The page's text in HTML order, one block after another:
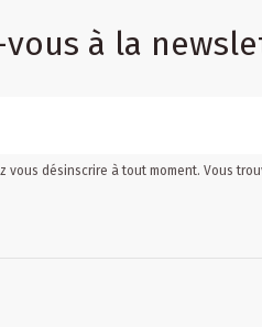
à la
vous désinscrire à tout moment. Vous